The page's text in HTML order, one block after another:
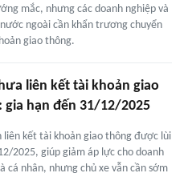
mắc, nhưng các doanh nghiệp và
ngoài cần khẩn trương chuyển
giao thông.
liên kết tài khoản giao
gia hạn đến 31/12/2025
liên kết tài khoản giao thông được lùi
2025, giúp giảm áp lực cho doanh
cá nhân, nhưng chủ xe vẫn cần sớm